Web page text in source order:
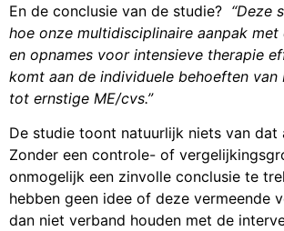
En de conclusie van de studie? “Deze
hoe onze multidisciplinaire aanpak met
en opnames voor intensieve therapie
komt aan de individuele behoeften van
tot ernstige ME/cvs.”
De studie toont natuurlijk niets van dat
Zonder een controle- of
onmogelijk een zinvolle conclusie te
hebben geen idee of deze vermeende
dan niet verband houden met de